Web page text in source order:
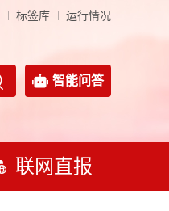
标签库 运行情况
智能问答
联网直报